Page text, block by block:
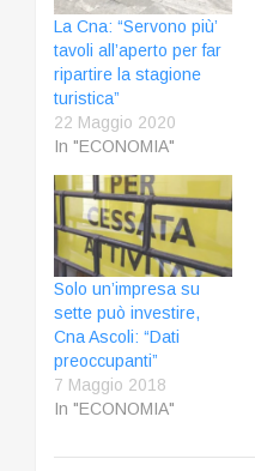
La Cna: “Servono più’
tavoli all’aperto per far
ripartire la stagione
turistica”
22 Maggio 2020
In "ECONOMIA"
Solo un’impresa su
sette può investire,
Cna Ascoli: “Dati
preoccupanti”
7 Maggio 2018
In "ECONOMIA"